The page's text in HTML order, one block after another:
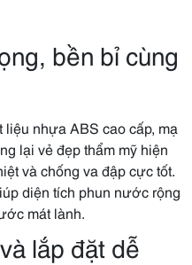
bền bỉ cùng
nhựa ABS cao cấp, mạ
lại vẻ đẹp thẩm mỹ hiện
và chống va đập cực tốt.
diện tích phun nước rộng
mát lành.
lắp đặt dễ